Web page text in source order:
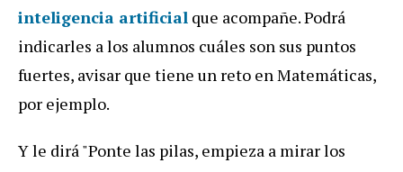
inteligencia artificial que acompañe. Podrá
indicarles a los alumnos cuáles son sus puntos
fuertes, avisar que tiene un reto en Matemáticas,
por ejemplo.
Y le dirá "Ponte las pilas, empieza a mirar los